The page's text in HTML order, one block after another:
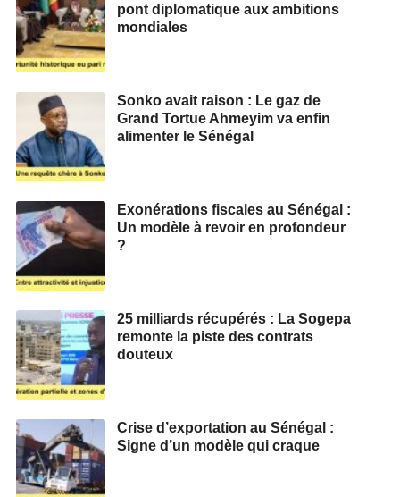
pont diplomatique aux ambitions
mondiales
Sonko avait raison : Le gaz de
Grand Tortue Ahmeyim va enfin
alimenter le Sénégal
Exonérations fiscales au Sénégal :
Un modèle à revoir en profondeur
?
25 milliards récupérés : La Sogepa
remonte la piste des contrats
douteux
Crise d’exportation au Sénégal :
Signe d’un modèle qui craque